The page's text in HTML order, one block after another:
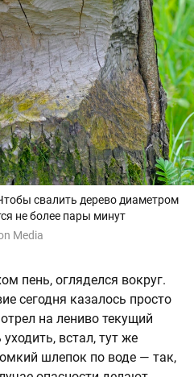
свалить дерево диаметром
не более пары минут
Media
пень, огляделся вокруг.
сегодня казалось просто
на лениво текущий
встал, тут же
шлепок по воде — так,